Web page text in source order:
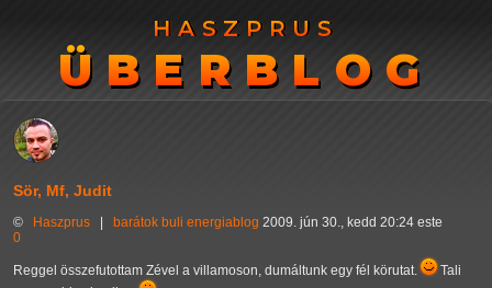
HASZPRUS
ÜBERBLOG
HASZPRUS
ÜBERBLOG
Sör, Mf, Judit
© Haszprus barátok buli energiablog 2009. jún 30., kedd 20:24 este
0
Reggel összefutottam Zével a villamoson, dumáltunk egy fél körutat.
Tali